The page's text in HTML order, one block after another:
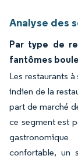
Analyse des
Par type de
fantômes
Les restaurants
indien de la
part de marché
ce segment est
confortable, un